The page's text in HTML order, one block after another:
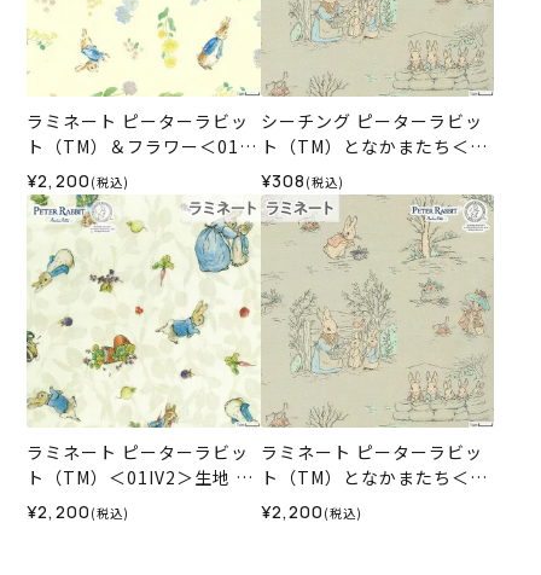
ラミネート ピーターラビッ
ト（TM）＆フラワー＜01IV
＞生地 ホビーラホビーレデ
ザインコレクション
¥2,200 (税込)
シーチング ピーターラビッ
ト（TM）となかまたち＜01
BE＞生地 ホビーラホビーレ
デザインコレクション
¥308 (税込)
ラミネート ピーターラビッ
ト（TM）＜01IV2＞生地 ホ
ビーラホビーレデザインコ
レクション
¥2,200 (税込)
ラミネート ピーターラビッ
ト（TM）となかまたち＜01
BE＞生地 ホビーラホビーレ
デザインコレクション
¥2,200 (税込)